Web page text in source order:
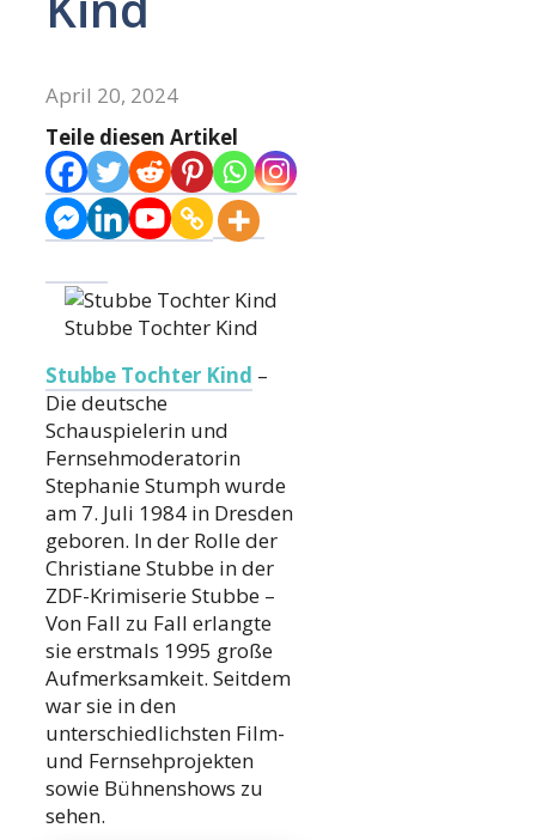
April 20, 2024
Teile diesen Artikel
Stubbe Tochter Kind
Stubbe Tochter Kind –
Die deutsche
Schauspielerin und
Fernsehmoderatorin
Stephanie Stumph wurde
am 7. Juli 1984 in Dresden
geboren. In der Rolle der
Christiane Stubbe in der
ZDF-Krimiserie Stubbe –
Von Fall zu Fall erlangte
sie erstmals 1995 große
Aufmerksamkeit. Seitdem
war sie in den
unterschiedlichsten Film-
und Fernsehprojekten
sowie Bühnenshows zu
sehen.